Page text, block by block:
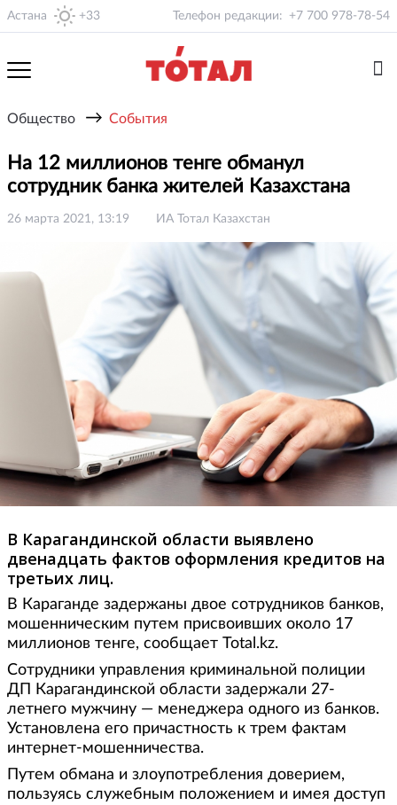
Астана +33 Телефон редакции: +7 700 978-78-54
Общество → События
На 12 миллионов тенге обманул
сотрудник банка жителей Казахстана
26 марта 2021, 13:19 ИА Тотал Казахстан
В Карагандинской области выявлено
двенадцать фактов оформления кредитов на
третьих лиц.
В Караганде задержаны двое сотрудников банков,
мошенническим путем присвоивших около 17
миллионов тенге, сообщает Total.kz.
Сотрудники управления криминальной полиции
ДП Карагандинской области задержали 27-
летнего мужчину — менеджера одного из банков.
Установлена его причастность к трем фактам
интернет-мошенничества.
Путем обмана и злоупотребления доверием,
пользуясь служебным положением и имея доступ